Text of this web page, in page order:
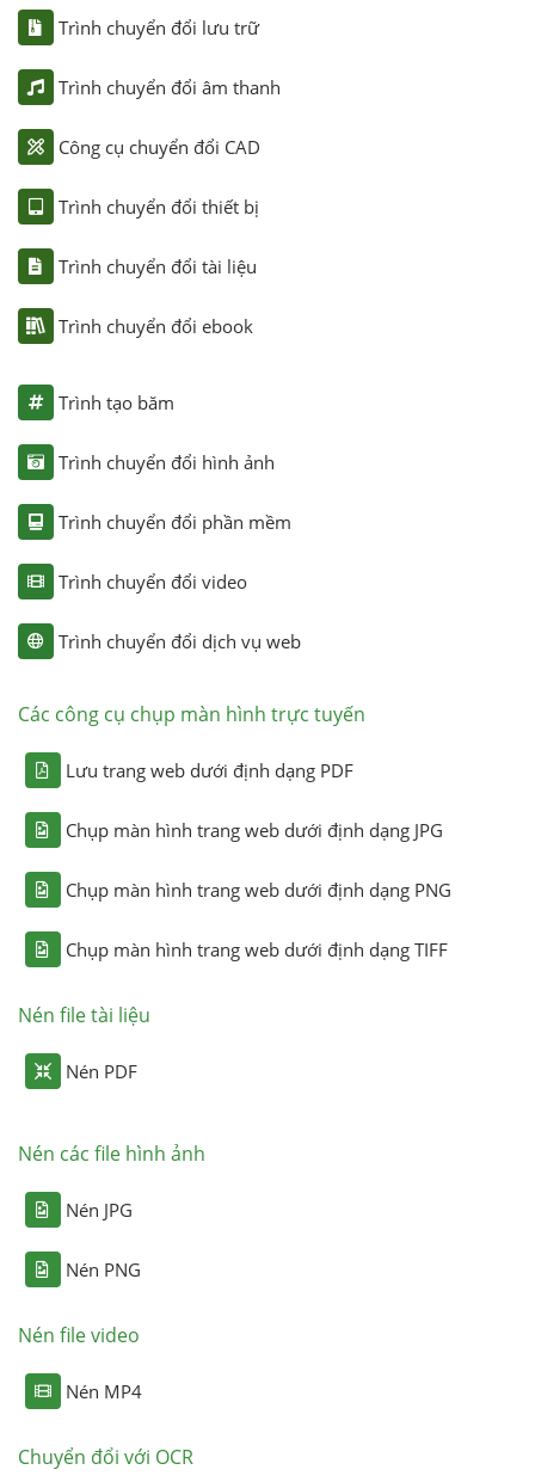
Trình chuyển đổi lưu trữ
Trình chuyển đổi âm thanh
Công cụ chuyển đổi CAD
Trình chuyển đổi thiết bị
Trình chuyển đổi tài liệu
Trình chuyển đổi ebook
Trình tạo băm
Trình chuyển đổi hình ảnh
Trình chuyển đổi phần mềm
Trình chuyển đổi video
Trình chuyển đổi dịch vụ web
Các công cụ chụp màn hình trực tuyến
Lưu trang web dưới định dạng PDF
Chụp màn hình trang web dưới định dạng JPG
Chụp màn hình trang web dưới định dạng PNG
Chụp màn hình trang web dưới định dạng TIFF
Nén file tài liệu
Nén PDF
Nén các file hình ảnh
Nén JPG
Nén PNG
Nén file video
Nén MP4
Chuyển đổi với OCR